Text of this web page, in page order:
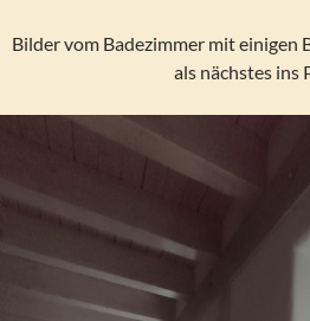
Bilder vom Badezimmer mit einigen
als nächstes ins